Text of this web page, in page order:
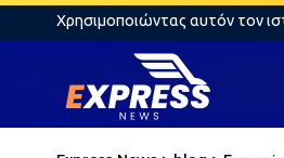
Χρησιμοποιώντας αυτόν τον